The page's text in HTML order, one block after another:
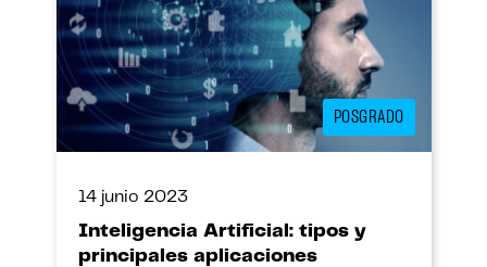
POSGRADO
14 junio 2023
Inteligencia Artificial: tipos y
principales aplicaciones